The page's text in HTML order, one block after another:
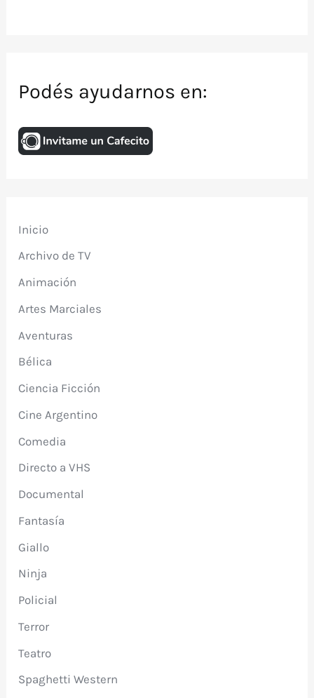
Podés ayudarnos en:
Inicio
Archivo de TV
Animación
Artes Marciales
Aventuras
Bélica
Ciencia Ficción
Cine Argentino
Comedia
Directo a VHS
Documental
Fantasía
Giallo
Ninja
Policial
Terror
Teatro
Spaghetti Western